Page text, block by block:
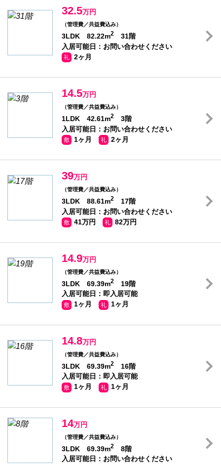
32.5万円
（管理費／共益費込み）
3LDK 82.22m2
31階
入居可能日：お問い合わせください
礼 2ヶ月
14.5万円
（管理費／共益費込み）
1LDK 42.61m2
3階
入居可能日：お問い合わせください
敷 1ヶ月 礼 2ヶ月
39万円
（管理費／共益費込み）
3LDK 88.61m2
17階
入居可能日：お問い合わせください
敷 41万円 礼 82万円
14.9万円
（管理費／共益費込み）
3LDK 69.39m2
19階
入居可能日：即入居可能
敷 1ヶ月 礼 1ヶ月
14.8万円
（管理費／共益費込み）
3LDK 69.39m2
16階
入居可能日：即入居可能
敷 1ヶ月 礼 1ヶ月
14万円
（管理費／共益費込み）
3LDK 69.39m2
8階
入居可能日：お問い合わせください